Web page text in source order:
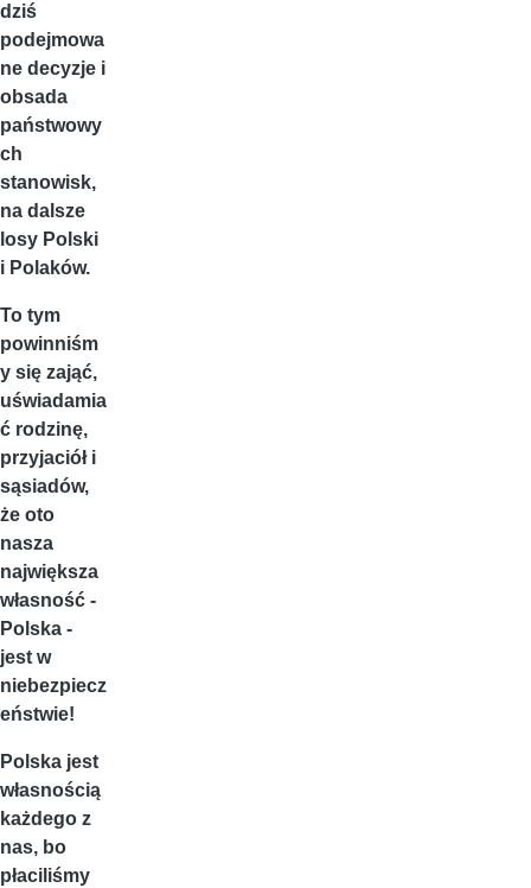
dziś
podejmowa
ne decyzje i
obsada
państwowy
ch
stanowisk,
na dalsze
losy Polski
i Polaków.
To tym
powinniśm
y się zająć,
uświadamia
ć rodzinę,
przyjaciół i
sąsiadów,
że oto
nasza
największa
własność -
Polska -
jest w
niebezpiecz
eństwie!
Polska jest
własnością
każdego z
nas, bo
płaciliśmy